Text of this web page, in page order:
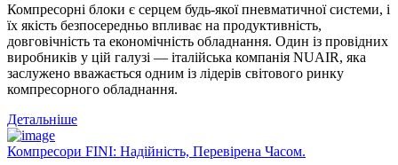
Компресорні блоки є серцем будь-якої пневматичної системи, і
їх якість безпосередньо впливає на продуктивність,
довговічність та економічність обладнання. Один із провідних
виробників у цій галузі — італійська компанія NUAIR, яка
заслужено вважається одним із лідерів світового ринку
компресорного обладнання.
Детальніше
Компресори FINI: Надійність, Перевірена Часом.